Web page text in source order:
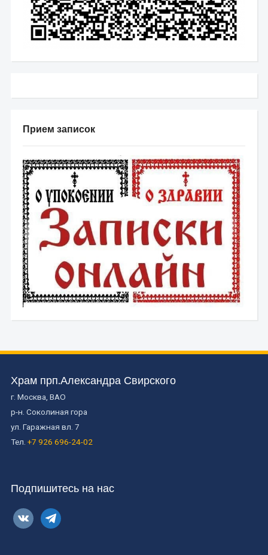
Прием записок
Храм прп.Александра Свирского
г. Москва, ВАО
р-н. Соколиная гора
ул. Гаражная вл. 7
Тел. +7 926 696-24-02
Подпишитесь на нас
vkontaktetelegram